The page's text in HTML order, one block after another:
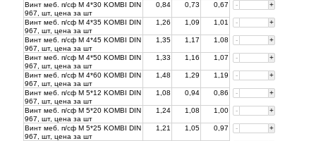
Винт меб. п/сф М 4*30 KOMBI DIN
967, шт, цена за шт
0,84 0,73 0,67 - +
Винт меб. п/сф М 4*35 KOMBI DIN
967, шт, цена за шт
1,26 1,09 1,01 - +
Винт меб. п/сф М 4*45 KOMBI DIN
967, шт, цена за шт
1,35 1,17 1,08 - +
Винт меб. п/сф М 4*50 KOMBI DIN
967, шт, цена за шт
1,33 1,16 1,07 - +
Винт меб. п/сф М 4*60 KOMBI DIN
967, шт, цена за шт
1,48 1,29 1,19 - +
Винт меб. п/сф М 5*12 KOMBI DIN
967, шт, цена за шт
1,08 0,94 0,86 - +
Винт меб. п/сф М 5*20 KOMBI DIN
967, шт, цена за шт
1,24 1,08 1,00 - +
Винт меб. п/сф М 5*25 KOMBI DIN
967, шт, цена за шт
1,21 1,05 0,97 - +